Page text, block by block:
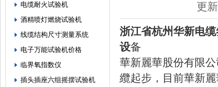
电缆耐火试验机
酒精喷灯燃烧试验机
线缆结构尺寸测量系统
电子万能试验机价格
临界氧指数仪
插头插座六组摇摆试验机
更
浙江省杭州华新电
设备
華新麗華股份有限
纜起步，目前華新